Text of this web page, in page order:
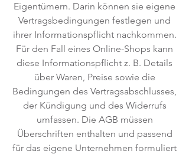
Eigentümern. Darin können sie eigene
Vertragsbedingungen festlegen und
ihrer Informationspflicht nachkommen.
Für den Fall eines Online-Shops kann
diese Informationspflicht z. B. Details
über Waren, Preise sowie die
Bedingungen des Vertragsabschlusses,
der Kündigung und des Widerrufs
umfassen. Die AGB müssen
Überschriften enthalten und passend
für das eigene Unternehmen formuliert